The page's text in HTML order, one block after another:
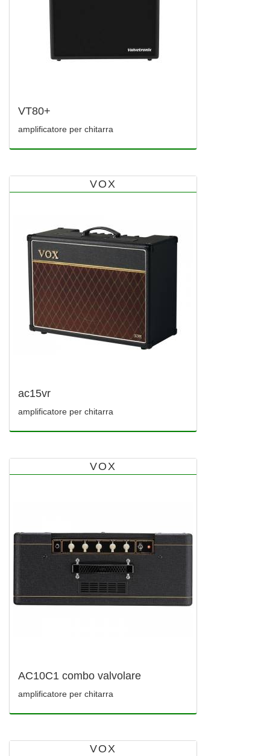
VT80+
amplificatore per chitarra
VOX
ac15vr
amplificatore per chitarra
VOX
AC10C1 combo valvolare
amplificatore per chitarra
VOX